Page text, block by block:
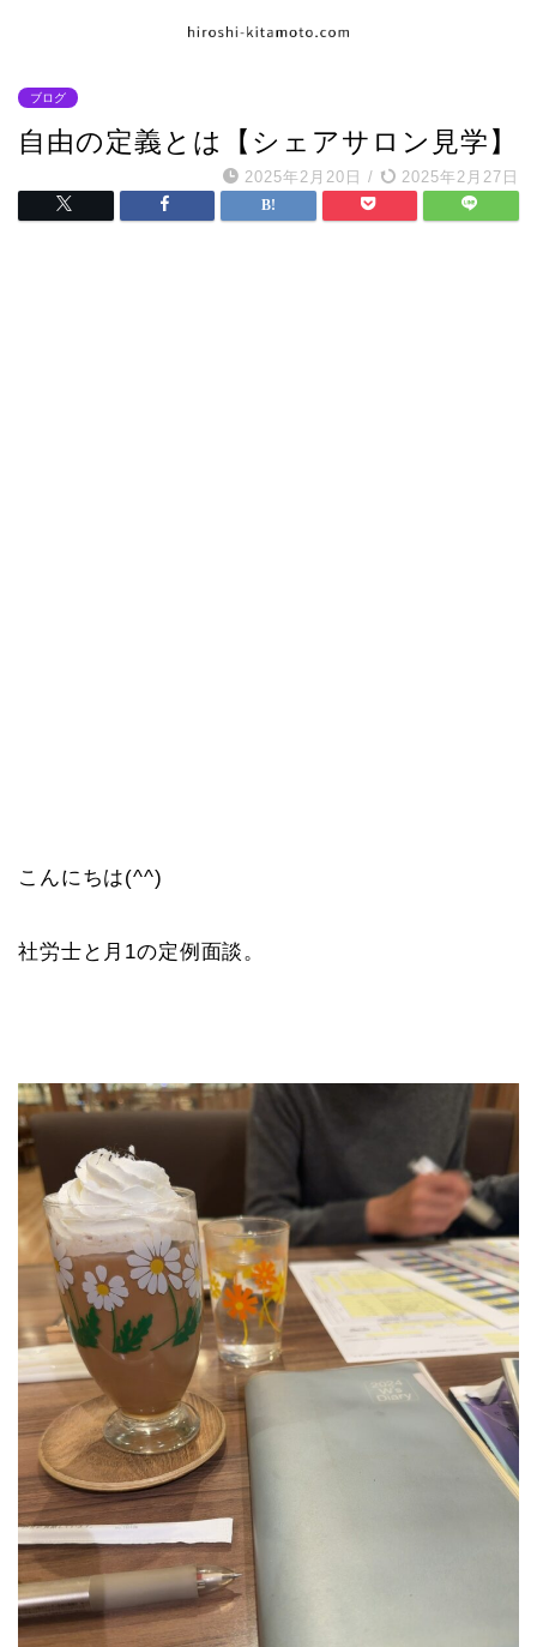
ブログ
自由の定義とは【シェアサロン見学】
2025年2月20日 / 2025年2月27日
こんにちは(^^)
社労士と月1の定例面談。